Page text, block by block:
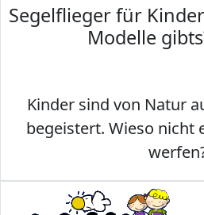
Segelflieger für
Modelle
Kinder sind von Natur
begeistert. Wieso nicht